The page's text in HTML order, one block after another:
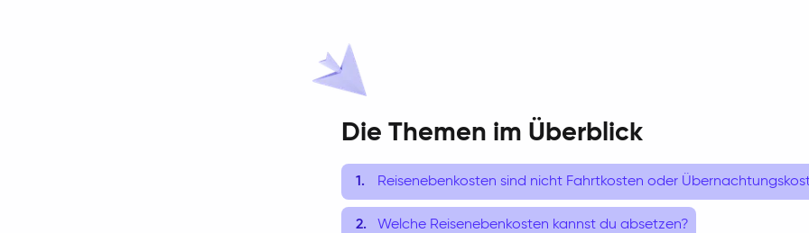
Die Themen im Überblick
Reisenebenkosten sind nicht Fahrtkosten oder
Welche Reisenebenkosten kannst du absetzen?